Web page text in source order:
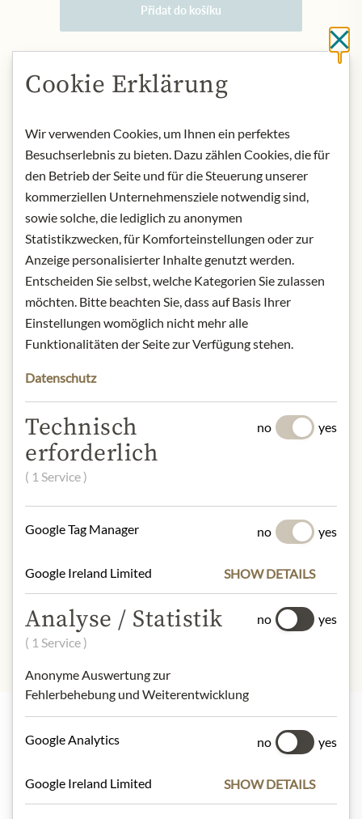
Přidat do košíku
NYNÍ SKLADEM
Art.Nr.:309508#1.000
POPIS
The grapes are harvested at perfect
ripeness into small boxes and pressed
immediately, but only the core is used
for the base wine. After 6 -12 months
of barrel ageing, it is bottled for the
2nd fermentation. It now rests on the
yeast, which contributes to the
creamy texture, for 2 - 3 years until it
is shaken and disgorged by hand.
origin: Austria / Kamptal
alcohol content: 12%
contact: Schloss Gobelsburg,
Schlossstraße 16, 3550 Langenlois,
Austria
abweichen kann.
SLOŽENÍ A ALERGENY
Nejlepší z našeho sortimentu
Cookie Erklärung
Wir verwenden Cookies, um Ihnen ein perfektes
Besuchserlebnis zu bieten. Dazu zählen Cookies, die für
den Betrieb der Seite und für die Steuerung unserer
kommerziellen Unternehmensziele notwendig sind,
sowie solche, die lediglich zu anonymen
Statistikzwecken, für Komforteinstellungen oder zur
Anzeige personalisierter Inhalte genutzt werden.
Entscheiden Sie selbst, welche Kategorien Sie zulassen
möchten. Bitte beachten Sie, dass auf Basis Ihrer
Einstellungen womöglich nicht mehr alle
Funktionalitäten der Seite zur Verfügung stehen.
Datenschutz
Technisch
erforderlich
( 1 Service )
no yes
Google Tag Manager no yes
Google Ireland Limited SHOW DETAILS
Analyse / Statistik
( 1 Service )
Anonyme Auswertung zur
Fehlerbehebung und Weiterentwicklung
no yes
Google Analytics no yes
Google Ireland Limited SHOW DETAILS